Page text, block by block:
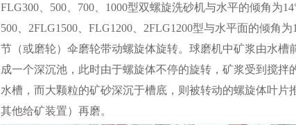
FLG300、500、700、1000型双螺旋洗砂机与水平的倾角为
500、2FLG1500、FLG1200、2FLG1200型与水平面的倾角
节（或磨轮）伞磨轮带动螺旋体旋转。球磨机中矿浆由水槽
成一个深沉池，此时由于螺旋体不停的旋转，矿浆受到搅拌
水槽，而大颗粒的矿砂深沉于槽底，则被转动的螺旋体叶片
其他给矿装置）再磨。